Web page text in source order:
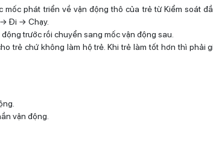
mốc phát triển về vận động thô của trẻ từ Kiểm soát
Đi → Chạy.
trước rồi chuyển sang mốc vận động sau.
trẻ chứ không làm hộ trẻ. Khi trẻ làm tốt hơn thì phải
vận động.